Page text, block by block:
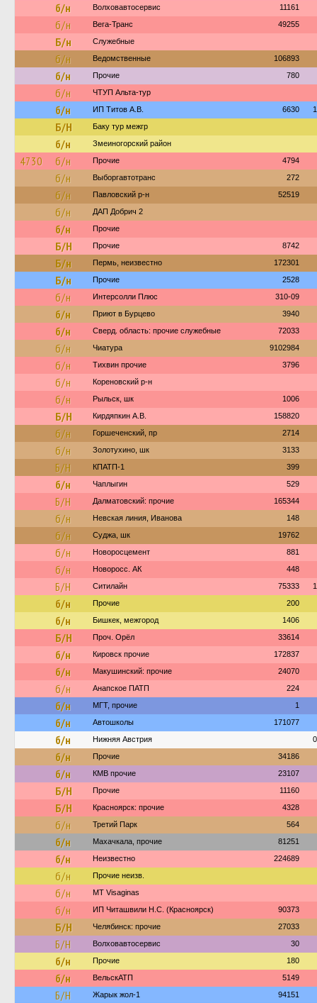
б/н Волховавтосервис 11161
б/н Вега-Транс 49255
Б/н Служебные
б/н Ведомственные 106893
б/н Прочие 780
б/н ЧТУП Альта-тур
б/н ИП Титов А.В. 6630
Б/Н Баку тур межгр
б/н Змеиногорский район
4730 б/н Прочие 4794
б/н Выборгавтотранс 272
б/н Павловский р-н 52519
б/н ДАП Добрич 2
б/н Прочие
Б/Н Прочие 8742
Б/н Пермь, неизвестно 172301
Б/н Прочие 2528
б/н Интерсолли Плюс 310-09
б/н Приют в Бурцево 3940
б/н Сверд. область: прочие служебные 72033
б/н Чиатура 9102984
б/н Тихвин прочие 3796
б/н Кореновский р-н
б/н Рыльск, шк 1006
Б/Н Кирдяпкин А.В. 158820
б/н Горшеченский, пр 2714
б/н Золотухино, шк 3133
Б/Н КПАТП-1 399
б/н Чаплыгин 529
Б/Н Далматовский: прочие 165344
б/н Невская линия, Иванова 148
б/н Суджа, шк 19762
б/н Новоросцемент 881
б/н Новоросс. АК 448
Б/Н Ситилайн 75333
б/н Прочие 200
б/н Бишкек, межгород 1406
Б/Н Проч. Орёл 33614
б/н Кировск прочие 172837
б/н Макушинский: прочие 24070
б/н Анапское ПАТП 224
б/н МГТ, прочие 1
б/н Автошколы 171077
б/н Нижняя Австрия
б/н Прочие 34186
б/н КМВ прочие 23107
Б/Н Прочие 11160
Б/Н Красноярск: прочие 4328
б/н Третий Парк 564
б/н Махачкала, прочие 81251
б/н Неизвестно 224689
б/н Прочие неизв.
б/н MT Visaginas
б/н ИП Читашвили Н.С. (Красноярск) 90373
Б/Н Челябинск: прочие 27033
Б/Н Волховавтосервис 30
б/н Прочие 180
б/н ВельскАТП 5149
Б/Н Жарык жол-1 94151